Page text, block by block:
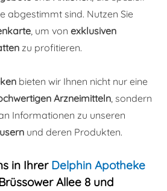
abgestimmt sind. Nutzen Sie
, um von exklusiven
zu profitieren.
bieten wir Ihnen nicht nur eine
Arzneimitteln, sondern
Informationen zu unseren
und deren Produkten.
in IhrerDelphinApotheke
Allee 8 und